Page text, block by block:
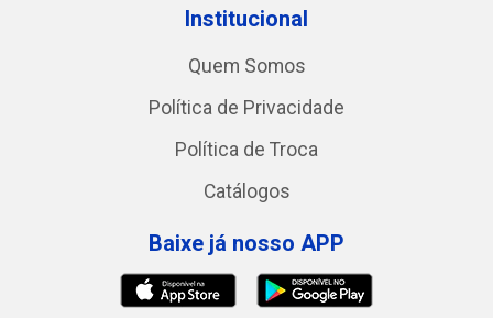
Institucional
Quem Somos
Política de Privacidade
Política de Troca
Catálogos
Baixe já nosso APP